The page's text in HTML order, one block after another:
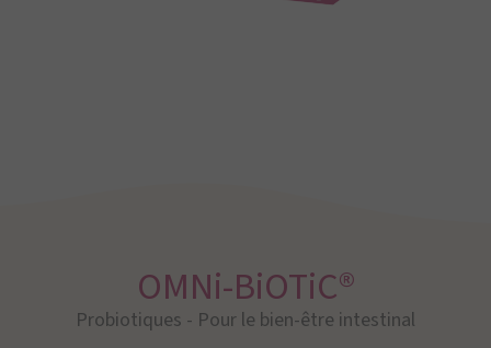
OMNi-BiOTiC®
Probiotiques - Pour le bien-être intestinal